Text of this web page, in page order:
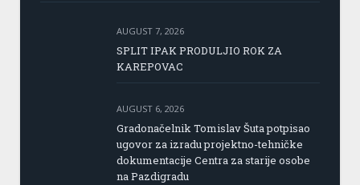
AUGUST 7, 2026
SPLIT IPAK PRODULJIO ROK ZA
KAREPOVAC
AUGUST 6, 2026
Gradonačelnik Tomislav Šuta potpisao
ugovor za izradu projektno-tehničke
dokumentacije Centra za starije osobe
na Pazdigradu